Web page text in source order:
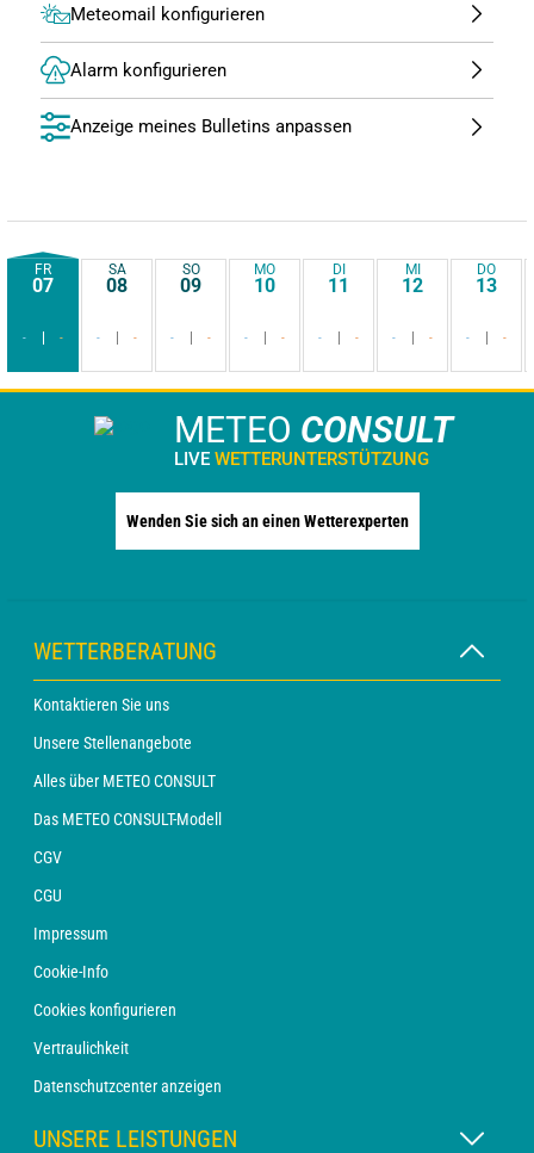
Meteomail konfigurieren
Alarm konfigurieren
Anzeige meines Bulletins anpassen
FR
07
- -
SA
08
- -
SO
09
- -
MO
10
- -
DI
11
- -
MI
12
- -
DO
13
- -
METEO CONSULT
LIVE WETTERUNTERSTÜTZUNG
Wenden Sie sich an einen Wetterexperten
WETTERBERATUNG
Kontaktieren Sie uns
Unsere Stellenangebote
Alles über METEO CONSULT
Das METEO CONSULT-Modell
CGV
CGU
Impressum
Cookie-Info
Cookies konfigurieren
Vertraulichkeit
Datenschutzcenter anzeigen
UNSERE LEISTUNGEN